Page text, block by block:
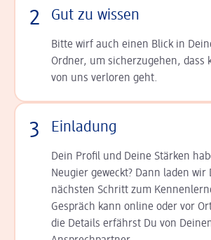
2 Gut zu wissen
Bitte wirf auch einen Blick in
Ordner, um sicherzugehen, dass
von uns verloren geht.
3 Einladung
Dein Profil und Deine Stär­ken
Neugier geweckt? Dann laden wir
nächsten Schritt zum
Gespräch kann online oder vor
die Details er­fährst Du von